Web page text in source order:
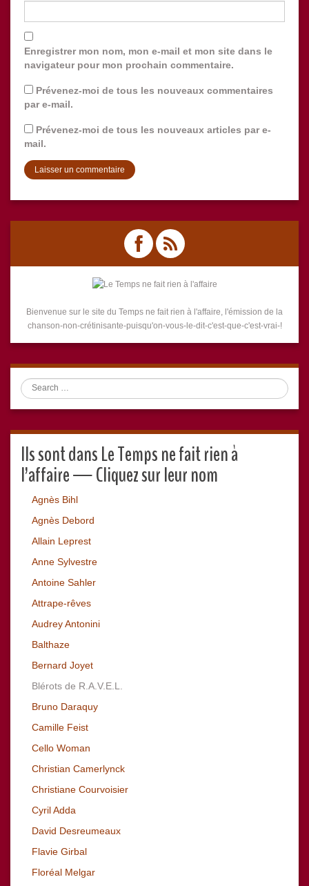
Enregistrer mon nom, mon e-mail et mon site dans le
navigateur pour mon prochain commentaire.
Prévenez-moi de tous les nouveaux commentaires
par e-mail.
Prévenez-moi de tous les nouveaux articles par e-
mail.
Bienvenue sur le site du Temps ne fait rien à l'affaire, l'émission de la
chanson-non-crétinisante-puisqu'on-vous-le-dit-c'est-que-c'est-vrai-!
Search
Ils sont dans Le Temps ne fait rien à
l’affaire — Cliquez sur leur nom
Agnès Bihl
Agnès Debord
Allain Leprest
Anne Sylvestre
Antoine Sahler
Attrape-rêves
Audrey Antonini
Balthaze
Bernard Joyet
Blérots de R.A.V.E.L.
Bruno Daraquy
Camille Feist
Cello Woman
Christian Camerlynck
Christiane Courvoisier
Cyril Adda
David Desreumeaux
Flavie Girbal
Floréal Melgar